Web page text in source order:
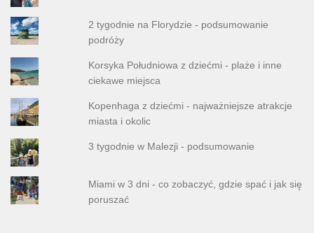
2 tygodnie na Florydzie - podsumowanie
podróży
Korsyka Południowa z dziećmi - plaże i inne
ciekawe miejsca
Kopenhaga z dziećmi - najważniejsze atrakcje
miasta i okolic
3 tygodnie w Malezji - podsumowanie
Miami w 3 dni - co zobaczyć, gdzie spać i jak się
poruszać